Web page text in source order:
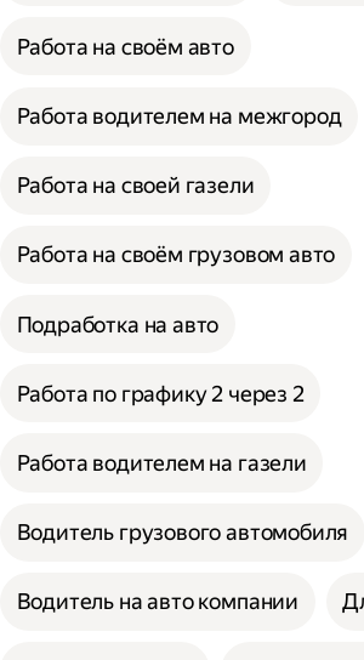
Работа на своём авто
Работа водителем на межгород
Работа на своей газели
Работа на своём грузовом авто
Подработка на авто
Работа по графику 2 через 2
Работа водителем на газели
Водитель грузового автомобиля
Водитель на авто компании